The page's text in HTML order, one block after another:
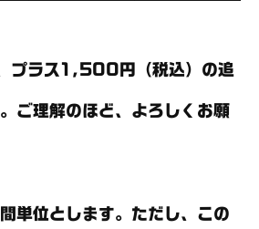
プラス1,500円（税込）の追
ご理解のほど、よろしくお願
単位とします。ただし、この